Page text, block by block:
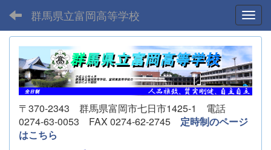
群馬県立富岡高等学校
〒370-2343 群馬県富岡市七日市1425-1 電話
0274-63-0053 FAX 0274-62-2745 定時制のページ
はこちら